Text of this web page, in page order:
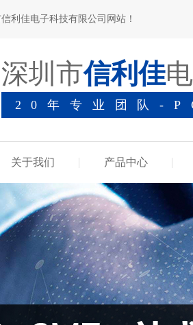
利佳电子科技有限公司网站！
深圳市信利佳
20年专业团队-
关于我们 产品中心